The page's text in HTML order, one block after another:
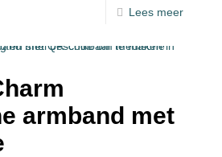
Lees meer
armband met